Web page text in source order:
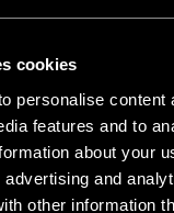
cookies
personalise content
features and to
about your
and
other information
| Off and everything in